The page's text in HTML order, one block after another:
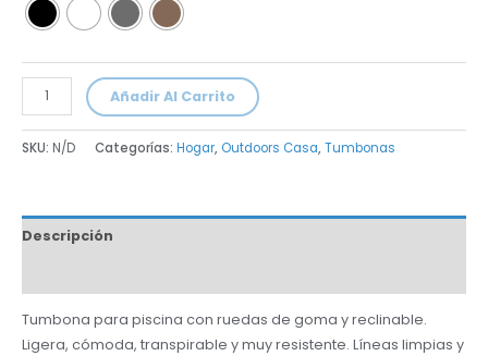
Añadir Al Carrito
SKU: N/D Categorías: Hogar, Outdoors Casa, Tumbonas
Descripción
Tumbona para piscina con ruedas de goma y reclinable.
Ligera, cómoda, transpirable y muy resistente. Líneas limpias y